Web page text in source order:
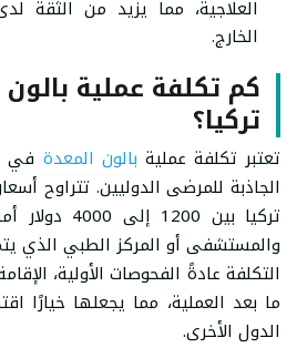
العلاجية، مما يزيد من الثقة
الخارج.
كم تكلفة عملية
تركيا؟
تعتبر تكلفة عملية بالون المعدة في
الجاذبة للمرضى الدوليين. تتراوح
تركيا بين
والمستشفى أو المركز الطبي الذي
التكلفة عادةً الفحوصات الأولية،
ما بعد العملية، مما يجعلها خيارًا
الدول الأخرى.